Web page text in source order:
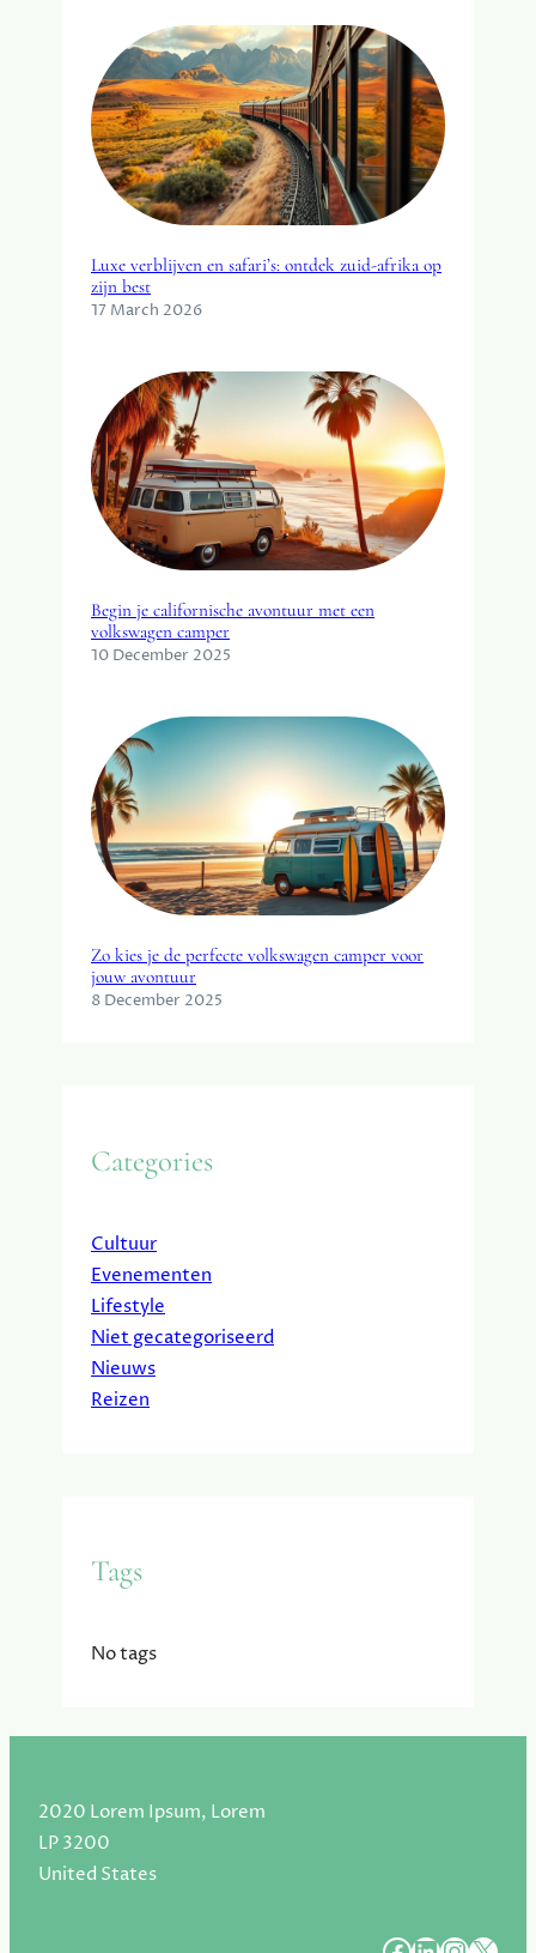
Luxe verblijven en safari’s: ontdek zuid-afrika op
zijn best
17 March 2026
Begin je californische avontuur met een
volkswagen camper
10 December 2025
Zo kies je de perfecte volkswagen camper voor
jouw avontuur
8 December 2025
Categories
Cultuur
Evenementen
Lifestyle
Niet gecategoriseerd
Nieuws
Reizen
Tags
No tags
2020 Lorem Ipsum, Lorem
LP 3200
United States